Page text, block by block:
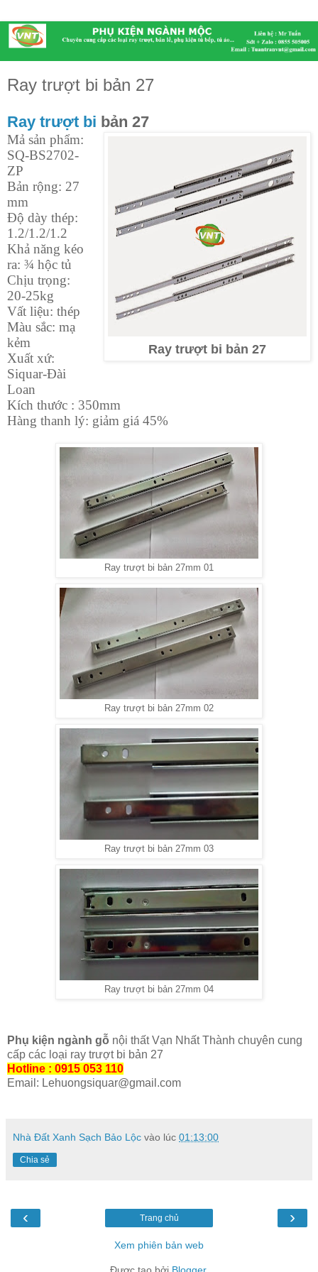
Ray trượt bi bản 27
Ray trượt bi bản 27
Ray trượt bi bản 27
Mả sản phẩm:
SQ-BS2702-
ZP
Bản rộng: 27
mm
Độ dày thép:
1.2/1.2/1.2
Khả năng kéo
ra: ¾ hộc tủ
Chịu trọng:
20-25kg
Vất liệu: thép
Màu sắc: mạ
kẻm
Xuất xứ:
Siquar-Đài
Loan
Kích thước : 350mm
Hàng thanh lý: giảm giá 45%
Ray trượt bi bản 27mm 01
Ray trượt bi bản 27mm 02
Ray trượt bi bản 27mm 03
Ray trượt bi bản 27mm 04
Phụ kiện ngành gỗ nội thất Vạn Nhất Thành chuyên cung
cấp các loại ray trượt bi bản 27
Hotline : 0915 053 110
Email: Lehuongsiquar@gmail.com
Nhà Đất Xanh Sạch Bảo Lộc vào lúc 01:13:00
Chia sẻ
‹ ›
Trang chủ
Xem phiên bản web